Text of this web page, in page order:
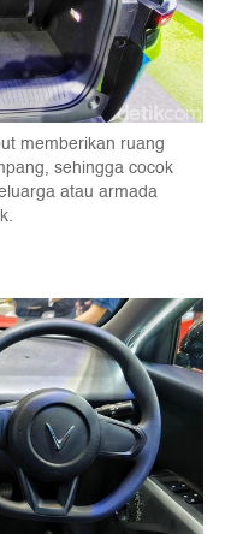
memberikan ruang
sehingga cocok
atau armada